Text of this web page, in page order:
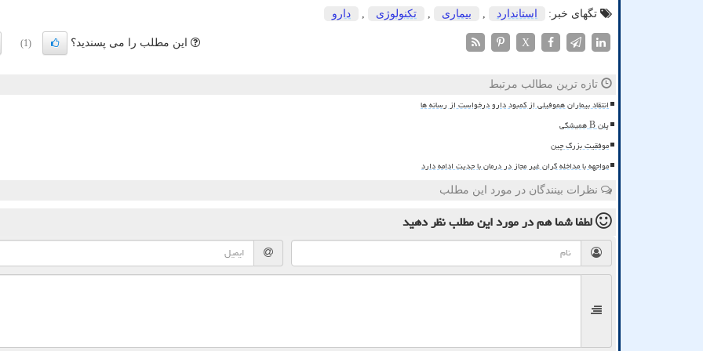
تگهای خبر: استاندارد بیماری تكنولوژی دارو
X این مطلب را می پسندید؟ (1)
تازه ترین مطالب مرتبط
انتقاد بیماران هموفیلی از کمبود دارو درخواست از رسانه ها
پلن B همیشگی
موفقیت بزرگ چین
مواجهه با مداخله گران غیر مجاز در درمان با جدیت ادامه دارد
نظرات بینندگان در مورد این مطلب
لطفا شما همدر مورد این مطلبنظر دهید